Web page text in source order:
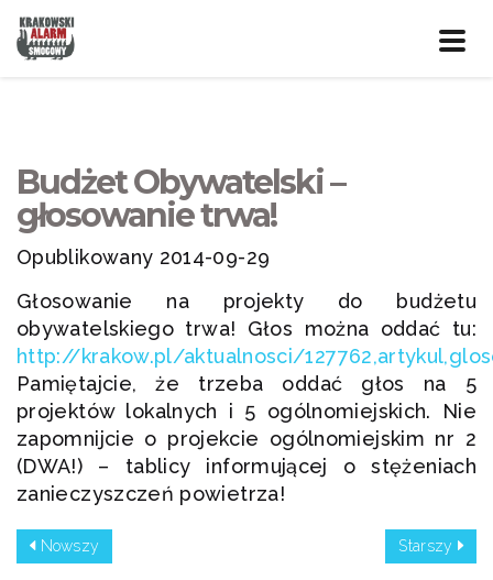
Budżet Obywatelski –
głosowanie trwa!
Opublikowany 2014-09-29
Głosowanie na projekty do budżetu
obywatelskiego trwa! Głos można oddać tu:
http://krakow.pl/aktualnosci/
Pamiętajcie, że trzeba oddać głos na 5
projektów lokalnych i 5 ogólnomiejskich. Nie
zapomnijcie o projekcie ogólnomiejskim nr 2
(DWA!) – tablicy informującej o stężeniach
zanieczyszczeń powietrza!
Nowszy Starszy